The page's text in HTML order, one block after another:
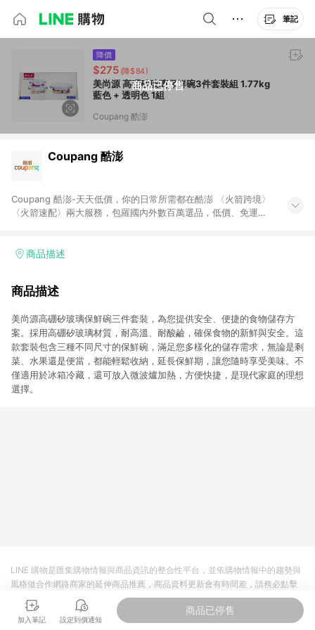
筆記
商品已停售
降價
$275 (降$84)
美尚源 高硼矽玻璃保鮮碗3件套裝組 1.77kg
藍色 + 透明色 1組
Coupang 酷澎
Coupang 酷澎
Coupang 酷澎-天天低價，你的日常所需都在酷澎 〈火箭跨境〉
〈火箭速配〉兩大服務，包羅國內外數百萬選品，低價、免運，
加入WOW會員告別湊免運，火箭速配、火箭跨境優質選品不限金
商品描述
商品描述
美尚源高硼矽玻璃保鮮碗三件套裝，為您提供安全、便捷的食物儲存方
案。採用高硼矽玻璃材質，耐高溫、耐酸鹼，確保食物的新鮮與安全。這
款套裝包含三種不同尺寸的保鮮碗，滿足您多樣化的儲存需求，無論是剩
菜、水果還是便當，都能輕鬆收納，延長保鮮期，讓您隨時享受美味。不
僅適用於冰箱冷藏，還可放入微波爐加熱，方便快捷，是現代家庭的理想
選擇。
加入筆記 設定到價通知
商品已停售
LINE 購物是匯集購物情報與商品資訊的整合性平台，並依購物情報中的趨勢與
風格做合作網路商家的延伸商品推薦，商品資料更新會有時間差，請務必點擊
商品至各合作網路商家，確認現售價與購物條件，一切資訊以合作廠商網頁為
準。